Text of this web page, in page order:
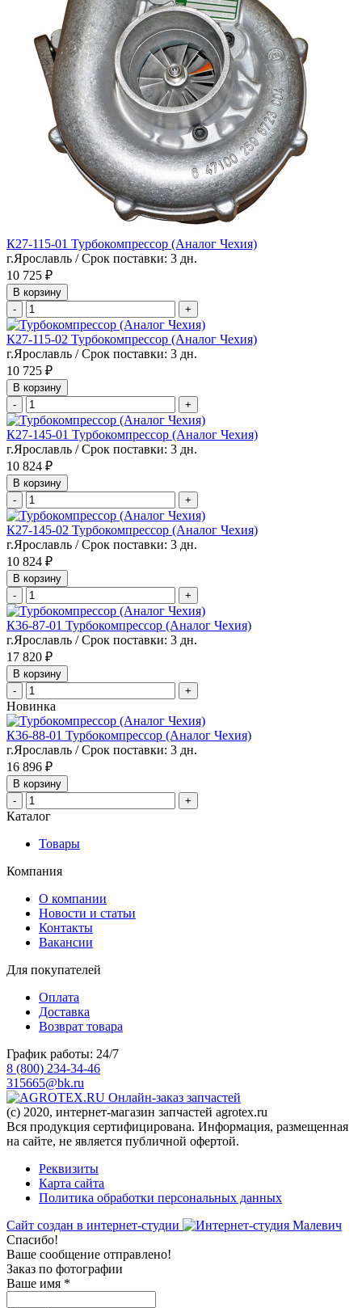
К27-115-01 Турбокомпрессор (Аналог Чехия)
г.Ярославль / Срок поставки: 3 дн.
10 725 ₽
В корзину
-
+
К27-115-02 Турбокомпрессор (Аналог Чехия)
г.Ярославль / Срок поставки: 3 дн.
10 725 ₽
В корзину
-
+
К27-145-01 Турбокомпрессор (Аналог Чехия)
г.Ярославль / Срок поставки: 3 дн.
10 824 ₽
В корзину
-
+
К27-145-02 Турбокомпрессор (Аналог Чехия)
г.Ярославль / Срок поставки: 3 дн.
10 824 ₽
В корзину
-
+
К36-87-01 Турбокомпрессор (Аналог Чехия)
г.Ярославль / Срок поставки: 3 дн.
17 820 ₽
В корзину
-
+
Новинка
К36-88-01 Турбокомпрессор (Аналог Чехия)
г.Ярославль / Срок поставки: 3 дн.
16 896 ₽
В корзину
-
+
Каталог
Товары
Компания
О компании
Новости и статьи
Контакты
Вакансии
Для покупателей
Оплата
Доставка
Возврат товара
График работы: 24/7
8 (800) 234-34-46
315665@bk.ru
Онлайн-заказ запчастей
(c) 2020, интернет-магазин запчастей agrotex.ru
Вся продукция сертифицирована. Информация, размещенная
на сайте, не является публичной офертой.
Реквизиты
Карта сайта
Политика обработки персональных данных
Сайт создан в интернет-студии
Спасибо!
Ваше сообщение отправлено!
Заказ по фотографии
Ваше имя *